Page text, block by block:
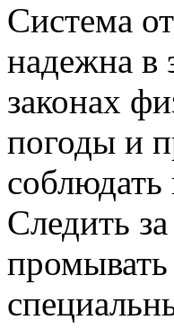
Система
надежна в
законах
погоды и
соблюдать
Следить